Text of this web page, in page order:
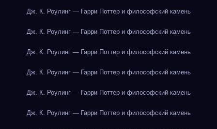
Дж. К. Роулинг — Гарри Поттер и философский камень
Дж. К. Роулинг — Гарри Поттер и философский камень
Дж. К. Роулинг — Гарри Поттер и философский камень
Дж. К. Роулинг — Гарри Поттер и философский камень
Дж. К. Роулинг — Гарри Поттер и философский камень
Дж. К. Роулинг — Гарри Поттер и философский камень